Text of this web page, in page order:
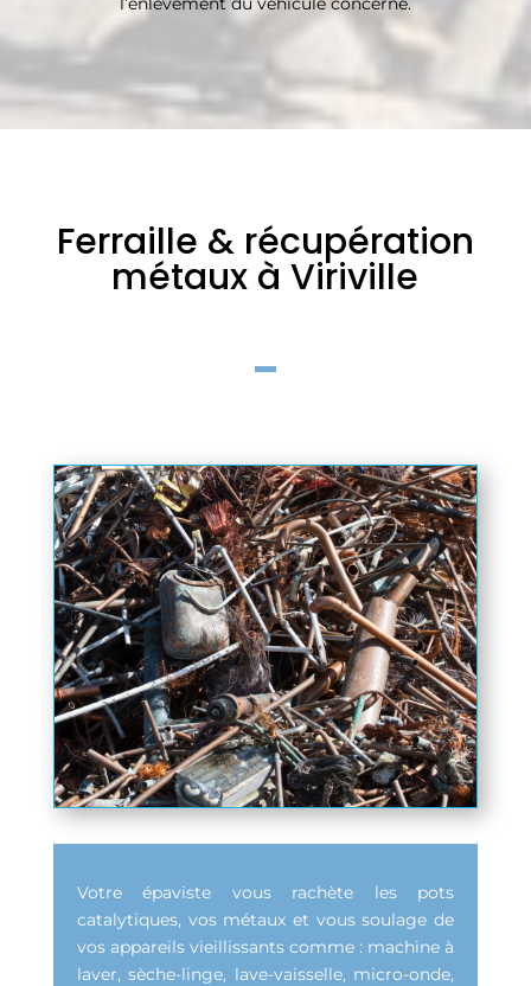
Ferraille & récupération
métaux à Viriville
Votre épaviste vous rachète les pots
catalytiques, vos métaux et vous soulage de
vos appareils vieillissants comme : machine à
laver, sèche-linge, lave-vaisselle, micro-onde,